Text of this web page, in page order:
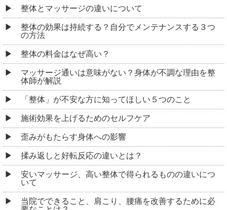
整体とマッサージの違いについて
整体の効果は持続する？自分でメンテナンスする３つ
の方法
整体の料金はなぜ高い？
マッサージ通いは意味がない？身体が不調な理由を整
体師が解説
「整体」が不安な方に知ってほしい５つのこと
施術効果を上げるためのセルフケア
歪みがもたらす身体への影響
揉み返しと好転反応の違いとは？
安いマッサージ、高い整体で得られるものの違いにつ
いて
当院でできること、肩こり、腰痛を改善するために必